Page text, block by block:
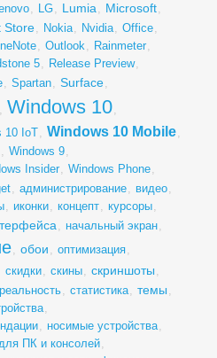
, LG, Lumia, Microsoft,
Store, Nokia, Nvidia, Office,
, Outlook, Rainmeter,
5, Release Preview,
, Spartan, Surface,
, Windows 10,
10 IoT, Windows 10 Mobile,
, Windows 9,
Insider, Windows Phone,
, администрирование, видео,
, иконки, концепт, курсоры,
, начальный экран,
, обои , оптимизация,
скидки, скины, скриншоты ,
, статистика, темы ,
,
, носимые устройства,
ПК и консолей,